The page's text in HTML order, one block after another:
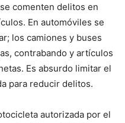
comenten delitos en
En automóviles se
los camiones y buses
contrabando y artículos
Es absurdo limitar el
para reducir delitos.
autorizada por el